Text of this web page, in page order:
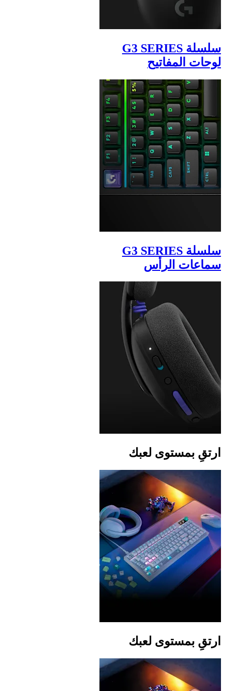
سلسلة G3 SERIES
لوحات المفاتيح
سلسلة G3 SERIES
سماعات الرأس
ارتقِ بمستوى لعبك
ارتقِ بمستوى لعبك